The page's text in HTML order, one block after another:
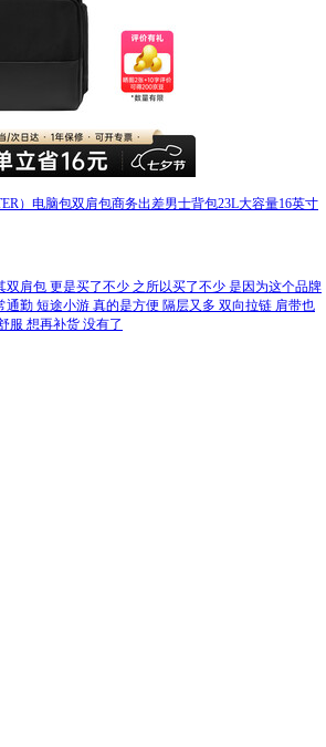
）电脑包双肩包商务出差男士背包23L大容量16英寸
双肩包 更是买了不少 之所以买了不少 是因为这个品牌
勤 短途小游 真的是方便 隔层又多 双向拉链 肩带也
服 想再补货 没有了